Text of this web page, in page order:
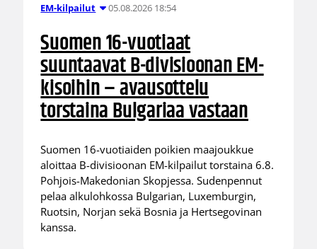
EM-kilpailut 05.08.2026 18:54
Suomen 16-vuotiaat
suuntaavat B-divisioonan EM-
kisoihin – avausottelu
torstaina Bulgariaa vastaan
Suomen 16-vuotiaiden poikien maajoukkue
aloittaa B-divisioonan EM-kilpailut torstaina 6.8.
Pohjois-Makedonian Skopjessa. Sudenpennut
pelaa alkulohkossa Bulgarian, Luxemburgin,
Ruotsin, Norjan sekä Bosnia ja Hertsegovinan
kanssa.